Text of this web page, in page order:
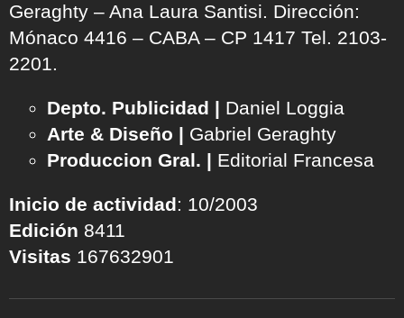
Geraghty – Ana Laura Santisi. Dirección:
Mónaco 4416 – CABA – CP 1417 Tel. 2103-
2201.
Depto. Publicidad | Daniel Loggia
Arte & Diseño | Gabriel Geraghty
Produccion Gral. | Editorial Francesa
Inicio de actividad: 10/2003
Edición 8411
Visitas 167632901